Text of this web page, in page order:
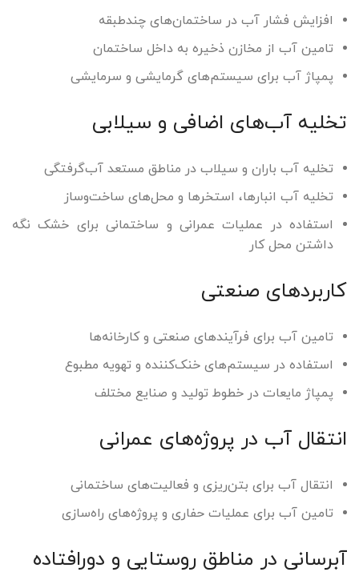
افزایش فشار آب در ساختمان‌های چندطبقه
تامین آب از مخازن ذخیره به داخل ساختمان
پمپاژ آب برای سیستم‌های گرمایشی و سرمایشی
تخلیه آب‌های اضافی و سیلابی
تخلیه آب باران و سیلاب در مناطق مستعد آب‌گرفتگی
تخلیه آب انبارها، استخرها و محل‌های ساخت‌وساز
استفاده در عملیات عمرانی و ساختمانی برای خشک نگه
داشتن محل کار
کاربردهای صنعتی
تامین آب برای فرآیندهای صنعتی و کارخانه‌ها
استفاده در سیستم‌های خنک‌کننده و تهویه مطبوع
پمپاژ مایعات در خطوط تولید و صنایع مختلف
انتقال آب در پروژه‌های عمرانی
انتقال آب برای بتن‌ریزی و فعالیت‌های ساختمانی
تامین آب برای عملیات حفاری و پروژه‌های راه‌سازی
آبرسانی در مناطق روستایی و دورافتاده